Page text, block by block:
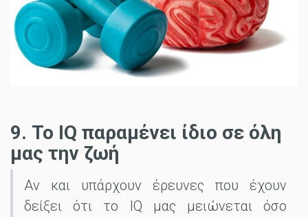
9. Το IQ παραμένει ίδιο σε όλη
μας την ζωή
Αν και υπάρχουν έρευνες που έχουν
δείξει ότι το IQ μας μειώνεται όσο